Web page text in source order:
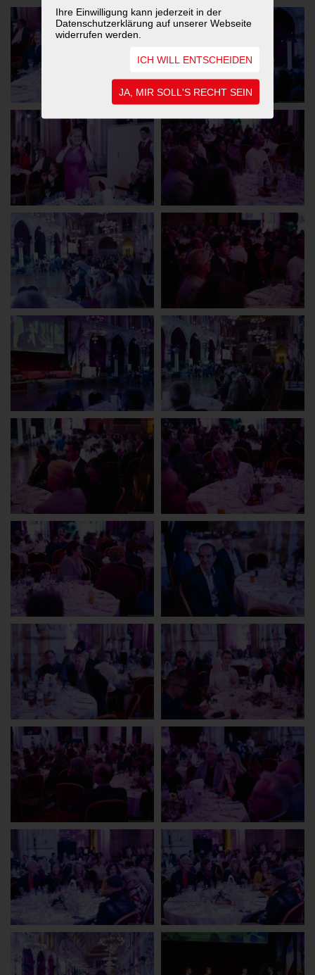
Ihre Einwilligung kann jederzeit in der
Datenschutzerklärung auf unserer Webseite
widerrufen werden.
ICH WILL ENTSCHEIDEN
JA, MIR SOLL'S RECHT SEIN